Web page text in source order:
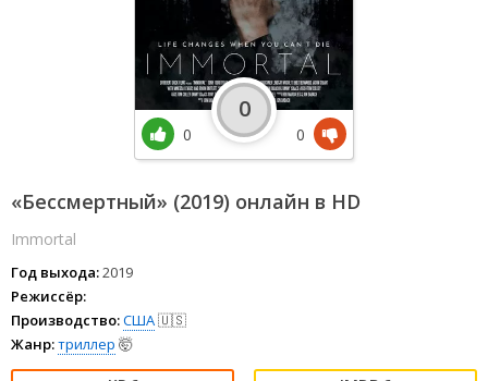
«Бессмертный» (2019) онлайн в HD
Immortal
Год выхода:2019
Режиссёр:
Производство:США🇺🇸
Жанр:триллер 🤯
0
0
0